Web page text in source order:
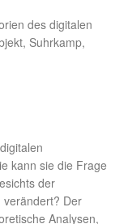
des digitalen
Suhrkamp,
kann sie die Frage
der
verändert? Der
Analysen,